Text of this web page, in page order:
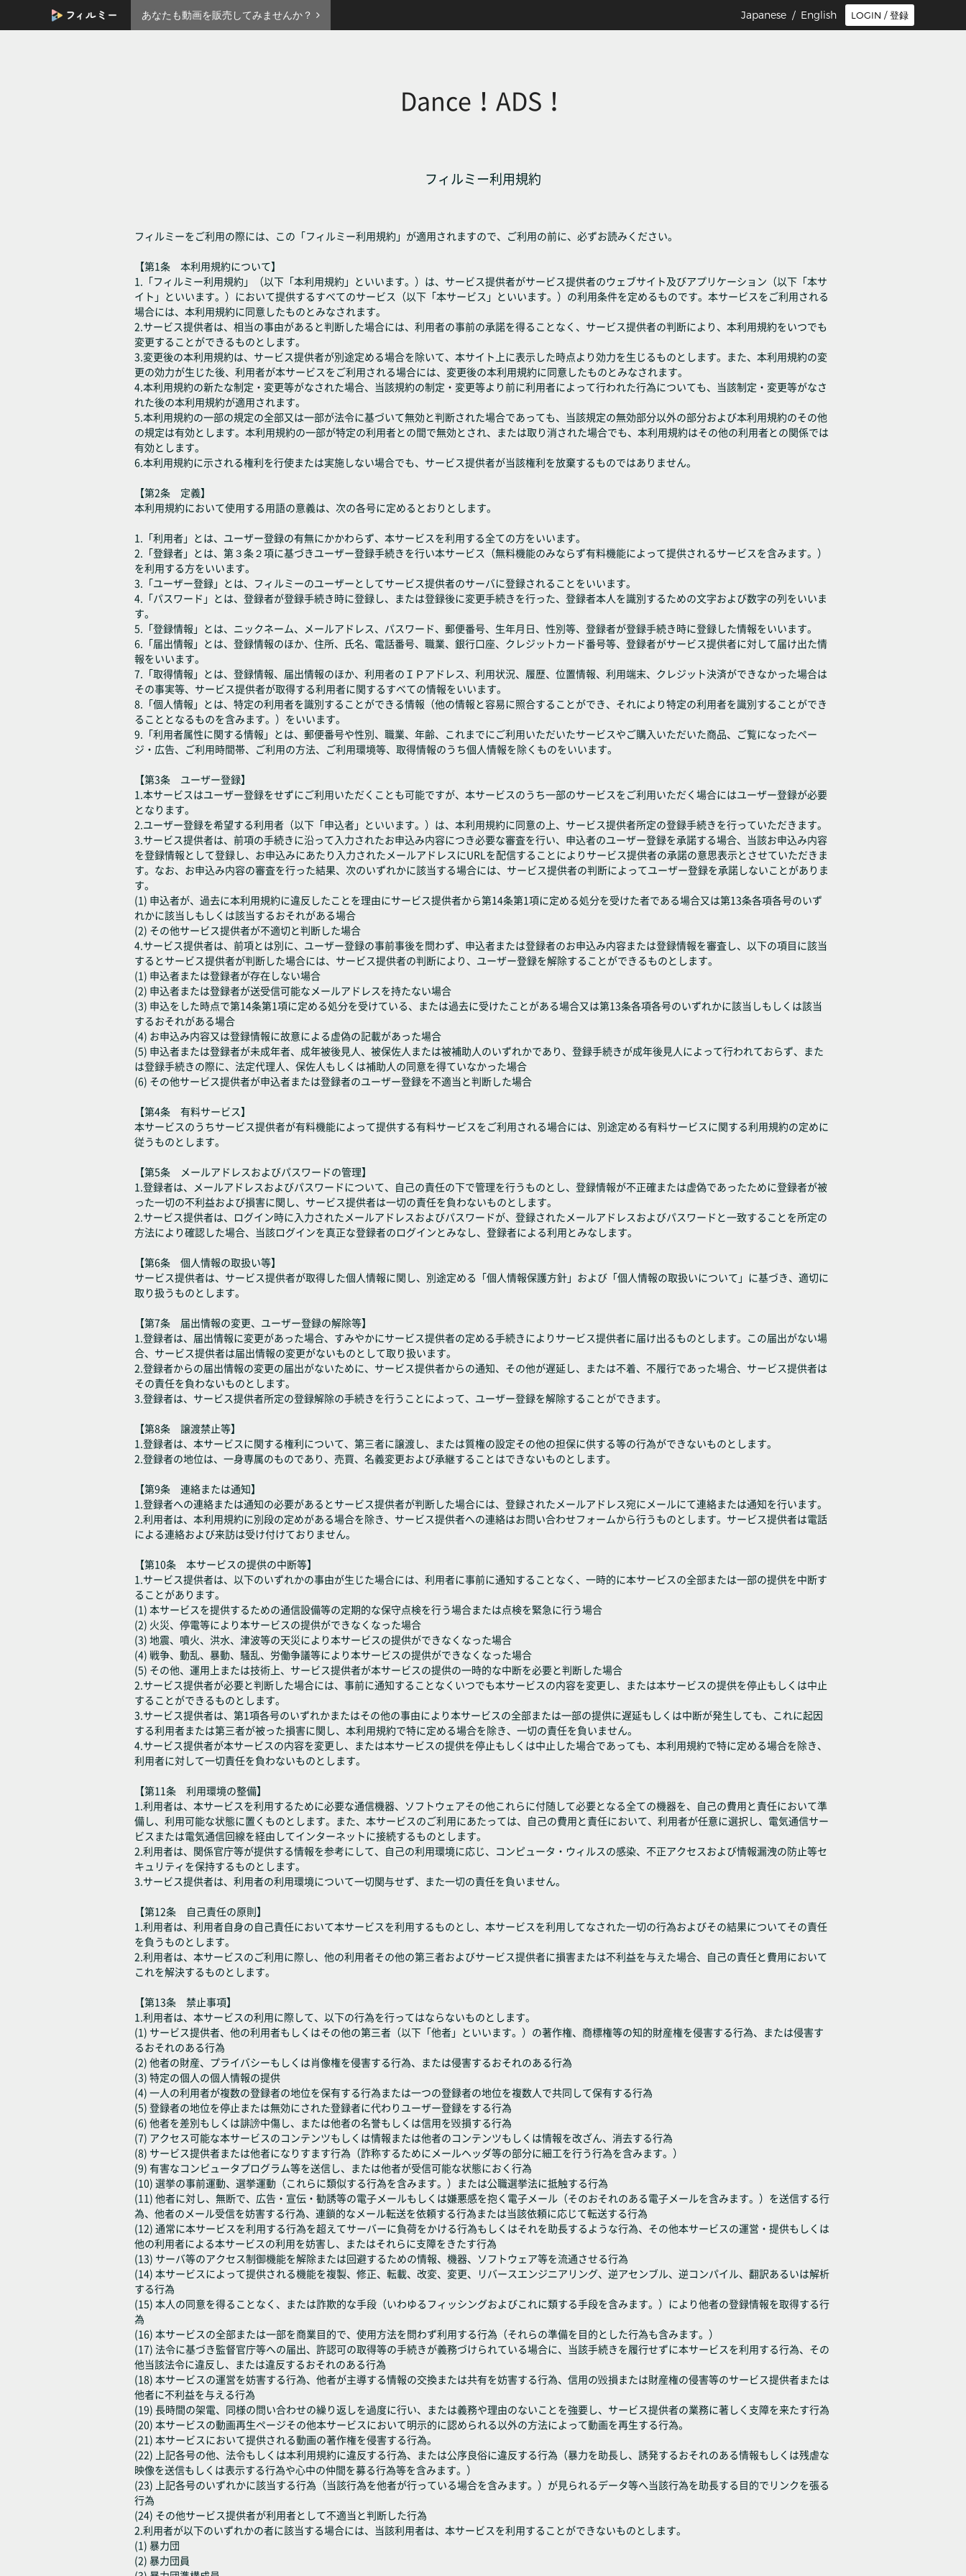
あなたも動画を販売してみませんか？ LOGIN / 登録
Japanese / English
Dance！ADS！
フィルミー利用規約
フィルミーをご利用の際には、この「フィルミー利用規約」が適用されますので、ご利用の前に、必ずお読みください。
【第1条 本利用規約について】
1.「フィルミー利用規約」（以下「本利用規約」といいます。）は、サービス提供者がサービス提供者のウェブサイト及びアプリケーション（以下「本サ
イト」といいます。）において提供するすべてのサービス（以下「本サービス」といいます。）の利用条件を定めるものです。本サービスをご利用される
場合には、本利用規約に同意したものとみなされます。
2.サービス提供者は、相当の事由があると判断した場合には、利用者の事前の承諾を得ることなく、サービス提供者の判断により、本利用規約をいつでも
変更することができるものとします。
3.変更後の本利用規約は、サービス提供者が別途定める場合を除いて、本サイト上に表示した時点より効力を生じるものとします。また、本利用規約の変
更の効力が生じた後、利用者が本サービスをご利用される場合には、変更後の本利用規約に同意したものとみなされます。
4.本利用規約の新たな制定・変更等がなされた場合、当該規約の制定・変更等より前に利用者によって行われた行為についても、当該制定・変更等がなさ
れた後の本利用規約が適用されます。
5.本利用規約の一部の規定の全部又は一部が法令に基づいて無効と判断された場合であっても、当該規定の無効部分以外の部分および本利用規約のその他
の規定は有効とします。本利用規約の一部が特定の利用者との間で無効とされ、または取り消された場合でも、本利用規約はその他の利用者との関係では
有効とします。
6.本利用規約に示される権利を行使または実施しない場合でも、サービス提供者が当該権利を放棄するものではありません。
【第2条 定義】
本利用規約において使用する用語の意義は、次の各号に定めるとおりとします。
1.「利用者」とは、ユーザー登録の有無にかかわらず、本サービスを利用する全ての方をいいます。
2.「登録者」とは、第３条２項に基づきユーザー登録手続きを行い本サービス（無料機能のみならず有料機能によって提供されるサービスを含みます。）
を利用する方をいいます。
3.「ユーザー登録」とは、フィルミーのユーザーとしてサービス提供者のサーバに登録されることをいいます。
4.「パスワード」とは、登録者が登録手続き時に登録し、または登録後に変更手続きを行った、登録者本人を識別するための文字および数字の列をいいま
す。
5.「登録情報」とは、ニックネーム、メールアドレス、パスワード、郵便番号、生年月日、性別等、登録者が登録手続き時に登録した情報をいいます。
6.「届出情報」とは、登録情報のほか、住所、氏名、電話番号、職業、銀行口座、クレジットカード番号等、登録者がサービス提供者に対して届け出た情
報をいいます。
7.「取得情報」とは、登録情報、届出情報のほか、利用者のＩＰアドレス、利用状況、履歴、位置情報、利用端末、クレジット決済ができなかった場合は
その事実等、サービス提供者が取得する利用者に関するすべての情報をいいます。
8.「個人情報」とは、特定の利用者を識別することができる情報（他の情報と容易に照合することができ、それにより特定の利用者を識別することができ
ることとなるものを含みます。）をいいます。
9.「利用者属性に関する情報」とは、郵便番号や性別、職業、年齢、これまでにご利用いただいたサービスやご購入いただいた商品、ご覧になったペー
ジ・広告、ご利用時間帯、ご利用の方法、ご利用環境等、取得情報のうち個人情報を除くものをいいます。
【第3条 ユーザー登録】
1.本サービスはユーザー登録をせずにご利用いただくことも可能ですが、本サービスのうち一部のサービスをご利用いただく場合にはユーザー登録が必要
となります。
2.ユーザー登録を希望する利用者（以下「申込者」といいます。）は、本利用規約に同意の上、サービス提供者所定の登録手続きを行っていただきます。
3.サービス提供者は、前項の手続きに沿って入力されたお申込み内容につき必要な審査を行い、申込者のユーザー登録を承諾する場合、当該お申込み内容
を登録情報として登録し、お申込みにあたり入力されたメールアドレスにURLを配信することによりサービス提供者の承諾の意思表示とさせていただきま
す。なお、お申込み内容の審査を行った結果、次のいずれかに該当する場合には、サービス提供者の判断によってユーザー登録を承諾しないことがありま
す。
(1) 申込者が、過去に本利用規約に違反したことを理由にサービス提供者から第14条第1項に定める処分を受けた者である場合又は第13条各項各号のいず
れかに該当しもしくは該当するおそれがある場合
(2) その他サービス提供者が不適切と判断した場合
4.サービス提供者は、前項とは別に、ユーザー登録の事前事後を問わず、申込者または登録者のお申込み内容または登録情報を審査し、以下の項目に該当
するとサービス提供者が判断した場合には、サービス提供者の判断により、ユーザー登録を解除することができるものとします。
(1) 申込者または登録者が存在しない場合
(2) 申込者または登録者が送受信可能なメールアドレスを持たない場合
(3) 申込をした時点で第14条第1項に定める処分を受けている、または過去に受けたことがある場合又は第13条各項各号のいずれかに該当しもしくは該当
するおそれがある場合
(4) お申込み内容又は登録情報に故意による虚偽の記載があった場合
(5) 申込者または登録者が未成年者、成年被後見人、被保佐人または被補助人のいずれかであり、登録手続きが成年後見人によって行われておらず、また
は登録手続きの際に、法定代理人、保佐人もしくは補助人の同意を得ていなかった場合
(6) その他サービス提供者が申込者または登録者のユーザー登録を不適当と判断した場合
【第4条 有料サービス】
本サービスのうちサービス提供者が有料機能によって提供する有料サービスをご利用される場合には、別途定める有料サービスに関する利用規約の定めに
従うものとします。
【第5条 メールアドレスおよびパスワードの管理】
1.登録者は、メールアドレスおよびパスワードについて、自己の責任の下で管理を行うものとし、登録情報が不正確または虚偽であったために登録者が被
った一切の不利益および損害に関し、サービス提供者は一切の責任を負わないものとします。
2.サービス提供者は、ログイン時に入力されたメールアドレスおよびパスワードが、登録されたメールアドレスおよびパスワードと一致することを所定の
方法により確認した場合、当該ログインを真正な登録者のログインとみなし、登録者による利用とみなします。
【第6条 個人情報の取扱い等】
サービス提供者は、サービス提供者が取得した個人情報に関し、別途定める「個人情報保護方針」および「個人情報の取扱いについて」に基づき、適切に
取り扱うものとします。
【第7条 届出情報の変更、ユーザー登録の解除等】
1.登録者は、届出情報に変更があった場合、すみやかにサービス提供者の定める手続きによりサービス提供者に届け出るものとします。この届出がない場
合、サービス提供者は届出情報の変更がないものとして取り扱います。
2.登録者からの届出情報の変更の届出がないために、サービス提供者からの通知、その他が遅延し、または不着、不履行であった場合、サービス提供者は
その責任を負わないものとします。
3.登録者は、サービス提供者所定の登録解除の手続きを行うことによって、ユーザー登録を解除することができます。
【第8条 譲渡禁止等】
1.登録者は、本サービスに関する権利について、第三者に譲渡し、または質権の設定その他の担保に供する等の行為ができないものとします。
2.登録者の地位は、一身専属のものであり、売買、名義変更および承継することはできないものとします。
【第9条 連絡または通知】
1.登録者への連絡または通知の必要があるとサービス提供者が判断した場合には、登録されたメールアドレス宛にメールにて連絡または通知を行います。
2.利用者は、本利用規約に別段の定めがある場合を除き、サービス提供者への連絡はお問い合わせフォームから行うものとします。サービス提供者は電話
による連絡および来訪は受け付けておりません。
【第10条 本サービスの提供の中断等】
1.サービス提供者は、以下のいずれかの事由が生じた場合には、利用者に事前に通知することなく、一時的に本サービスの全部または一部の提供を中断す
ることがあります。
(1) 本サービスを提供するための通信設備等の定期的な保守点検を行う場合または点検を緊急に行う場合
(2) 火災、停電等により本サービスの提供ができなくなった場合
(3) 地震、噴火、洪水、津波等の天災により本サービスの提供ができなくなった場合
(4) 戦争、動乱、暴動、騒乱、労働争議等により本サービスの提供ができなくなった場合
(5) その他、運用上または技術上、サービス提供者が本サービスの提供の一時的な中断を必要と判断した場合
2.サービス提供者が必要と判断した場合には、事前に通知することなくいつでも本サービスの内容を変更し、または本サービスの提供を停止もしくは中止
することができるものとします。
3.サービス提供者は、第1項各号のいずれかまたはその他の事由により本サービスの全部または一部の提供に遅延もしくは中断が発生しても、これに起因
する利用者または第三者が被った損害に関し、本利用規約で特に定める場合を除き、一切の責任を負いません。
4.サービス提供者が本サービスの内容を変更し、または本サービスの提供を停止もしくは中止した場合であっても、本利用規約で特に定める場合を除き、
利用者に対して一切責任を負わないものとします。
【第11条 利用環境の整備】
1.利用者は、本サービスを利用するために必要な通信機器、ソフトウェアその他これらに付随して必要となる全ての機器を、自己の費用と責任において準
備し、利用可能な状態に置くものとします。また、本サービスのご利用にあたっては、自己の費用と責任において、利用者が任意に選択し、電気通信サー
ビスまたは電気通信回線を経由してインターネットに接続するものとします。
2.利用者は、関係官庁等が提供する情報を参考にして、自己の利用環境に応じ、コンピュータ・ウィルスの感染、不正アクセスおよび情報漏洩の防止等セ
キュリティを保持するものとします。
3.サービス提供者は、利用者の利用環境について一切関与せず、また一切の責任を負いません。
【第12条 自己責任の原則】
1.利用者は、利用者自身の自己責任において本サービスを利用するものとし、本サービスを利用してなされた一切の行為およびその結果についてその責任
を負うものとします。
2.利用者は、本サービスのご利用に際し、他の利用者その他の第三者およびサービス提供者に損害または不利益を与えた場合、自己の責任と費用において
これを解決するものとします。
【第13条 禁止事項】
1.利用者は、本サービスの利用に際して、以下の行為を行ってはならないものとします。
(1) サービス提供者、他の利用者もしくはその他の第三者（以下「他者」といいます。）の著作権、商標権等の知的財産権を侵害する行為、または侵害す
るおそれのある行為
(2) 他者の財産、プライバシーもしくは肖像権を侵害する行為、または侵害するおそれのある行為
(3) 特定の個人の個人情報の提供
(4) 一人の利用者が複数の登録者の地位を保有する行為または一つの登録者の地位を複数人で共同して保有する行為
(5) 登録者の地位を停止または無効にされた登録者に代わりユーザー登録をする行為
(6) 他者を差別もしくは誹謗中傷し、または他者の名誉もしくは信用を毀損する行為
(7) アクセス可能な本サービスのコンテンツもしくは情報または他者のコンテンツもしくは情報を改ざん、消去する行為
(8) サービス提供者または他者になりすます行為（詐称するためにメールヘッダ等の部分に細工を行う行為を含みます。）
(9) 有害なコンピュータプログラム等を送信し、または他者が受信可能な状態におく行為
(10) 選挙の事前運動、選挙運動（これらに類似する行為を含みます。）または公職選挙法に抵触する行為
(11) 他者に対し、無断で、広告・宣伝・勧誘等の電子メールもしくは嫌悪感を抱く電子メール（そのおそれのある電子メールを含みます。）を送信する行
為、他者のメール受信を妨害する行為、連鎖的なメール転送を依頼する行為または当該依頼に応じて転送する行為
(12) 通常に本サービスを利用する行為を超えてサーバーに負荷をかける行為もしくはそれを助長するような行為、その他本サービスの運営・提供もしくは
他の利用者による本サービスの利用を妨害し、またはそれらに支障をきたす行為
(13) サーバ等のアクセス制御機能を解除または回避するための情報、機器、ソフトウェア等を流通させる行為
(14) 本サービスによって提供される機能を複製、修正、転載、改変、変更、リバースエンジニアリング、逆アセンブル、逆コンパイル、翻訳あるいは解析
する行為
(15) 本人の同意を得ることなく、または詐欺的な手段（いわゆるフィッシングおよびこれに類する手段を含みます。）により他者の登録情報を取得する行
為
(16) 本サービスの全部または一部を商業目的で、使用方法を問わず利用する行為（それらの準備を目的とした行為も含みます。）
(17) 法令に基づき監督官庁等への届出、許認可の取得等の手続きが義務づけられている場合に、当該手続きを履行せずに本サービスを利用する行為、その
他当該法令に違反し、または違反するおそれのある行為
(18) 本サービスの運営を妨害する行為、他者が主導する情報の交換または共有を妨害する行為、信用の毀損または財産権の侵害等のサービス提供者または
他者に不利益を与える行為
(19) 長時間の架電、同様の問い合わせの繰り返しを過度に行い、または義務や理由のないことを強要し、サービス提供者の業務に著しく支障を来たす行為
(20) 本サービスの動画再生ページその他本サービスにおいて明示的に認められる以外の方法によって動画を再生する行為。
(21) 本サービスにおいて提供される動画の著作権を侵害する行為。
(22) 上記各号の他、法令もしくは本利用規約に違反する行為、または公序良俗に違反する行為（暴力を助長し、誘発するおそれのある情報もしくは残虐な
映像を送信もしくは表示する行為や心中の仲間を募る行為等を含みます。）
(23) 上記各号のいずれかに該当する行為（当該行為を他者が行っている場合を含みます。）が見られるデータ等へ当該行為を助長する目的でリンクを張る
行為
(24) その他サービス提供者が利用者として不適当と判断した行為
2.利用者が以下のいずれかの者に該当する場合には、当該利用者は、本サービスを利用することができないものとします。
(1) 暴力団
(2) 暴力団員